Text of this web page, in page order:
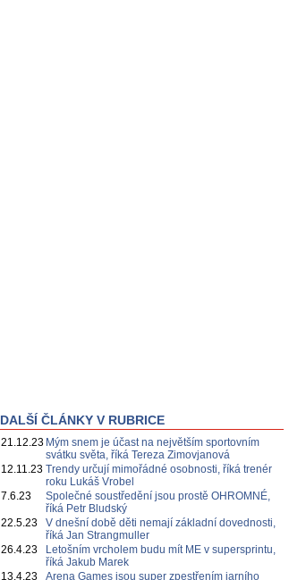
DALŠÍ ČLÁNKY V RUBRICE
21.12.23 Mým snem je účast na největším sportovním
svátku světa, říká Tereza Zimovjanová
12.11.23 Trendy určují mimořádné osobnosti, říká trenér
roku Lukáš Vrobel
7.6.23
Společné soustředění jsou prostě OHROMNÉ,
říká Petr Bludský
22.5.23
V dnešní době děti nemají základní dovednosti,
říká Jan Strangmuller
26.4.23
Letošním vrcholem budu mít ME v supersprintu,
říká Jakub Marek
13.4.23
Arena Games jsou super zpestřením jarního